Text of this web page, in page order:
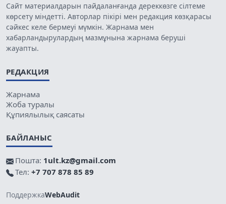
Сайт материалдарын пайдаланғанда дереккөзге сілтеме
көрсету міндетті. Авторлар пікірі мен редакция көзқарасы
сәйкес келе бермеуі мүмкін. Жарнама мен
хабарландырулардың мазмұнына жарнама беруші
жауапты.
РЕДАКЦИЯ
Жарнама
Жоба туралы
Құпиялылық саясаты
БАЙЛАНЫС
Пошта: 1ult.kz@gmail.com
Тел: +7 707 878 85 89
ПоддержкаWebAudit